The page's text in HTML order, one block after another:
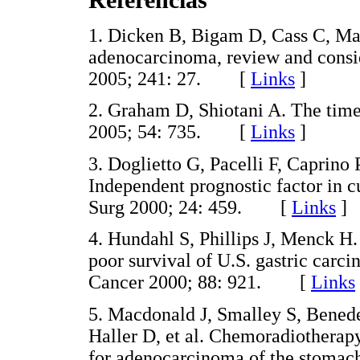
1. Dicken B, Bigam D, Cass C,
adenocarcinoma, review and
2005; 241: 27. [ Links ]
2. Graham D, Shiotani A. The
2005; 54: 735. [ Links ]
3. Doglietto G, Pacelli F, Caprino
Independent prognostic factor in
Surg 2000; 24: 459. [ Links ]
4. Hundahl S, Phillips J, Menck
poor survival of U.S. gastric
Cancer 2000; 88: 921. [ Links
5. Macdonald J, Smalley S,
Haller D, et al.